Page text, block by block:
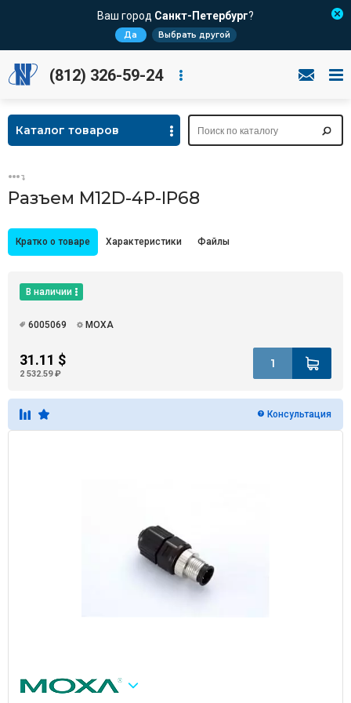
Ваш город Санкт-Петербург?
Да Выбрать другой
(812) 326-59-24
Каталог товаров
Разъем M12D-4P-IP68
Кратко о товаре Характеристики Файлы
В наличии
6005069 MOXA
31.11 $
2 532.59 ₽
Консультация